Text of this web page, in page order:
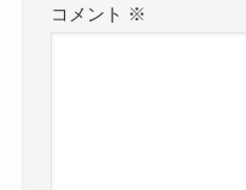
コメント ※